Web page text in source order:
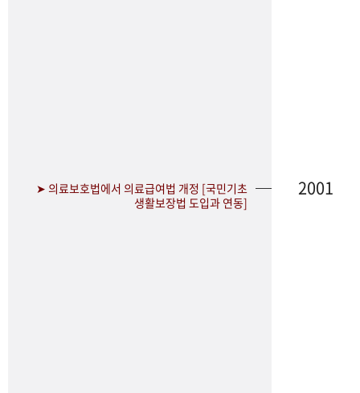
➤ 의료보호법에서 의료급여법 개정 [국민기초
생활보장법 도입과 연동]
2001